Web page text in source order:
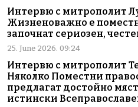
Интервю с митрополит
Жизненоважно е
започнат сериозен,
25. June 2026. 09:24
Интервю с митрополит
Няколко Поместни
предлагат достойно
истински